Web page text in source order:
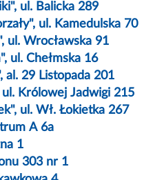
ul. Balicka 289
ul. Kamedulska 70
ul. Wrocławska 91
ul. Chełmska 16
al. 29 Listopada 201
Królowej Jadwigi 215
ul. Wł. Łokietka 267
A 6a
1
303 nr 1